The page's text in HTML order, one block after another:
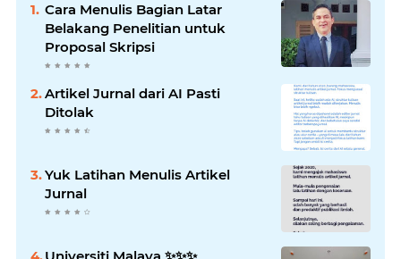
Cara Menulis Bagian Latar
Belakang Penelitian untuk
Proposal Skripsi
Artikel Jurnal dari AI Pasti
Ditolak
Yuk Latihan Menulis Artikel
Jurnal